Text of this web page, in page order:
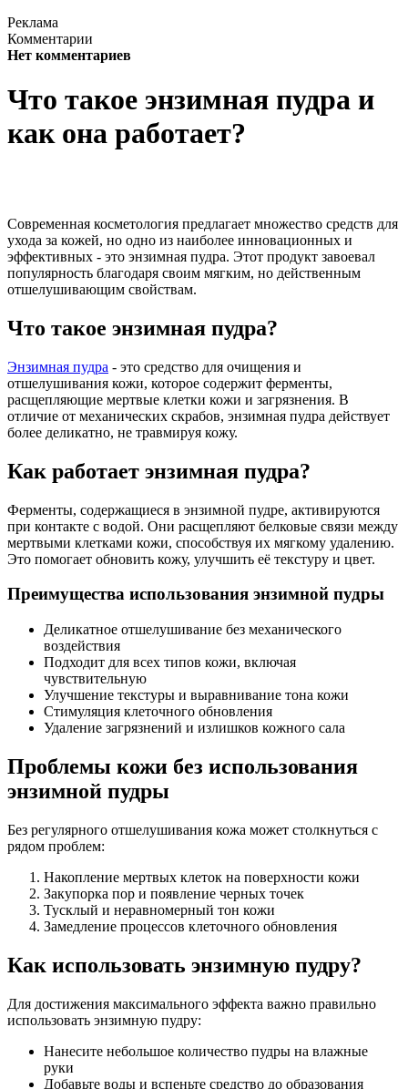
Реклама
Комментарии
Нет комментариев
Что такое энзимная пудра и
как она работает?
Современная косметология предлагает множество средств для
ухода за кожей, но одно из наиболее инновационных и
эффективных - это энзимная пудра. Этот продукт завоевал
популярность благодаря своим мягким, но действенным
отшелушивающим свойствам.
Что такое энзимная пудра?
Энзимная пудра - это средство для очищения и
отшелушивания кожи, которое содержит ферменты,
расщепляющие мертвые клетки кожи и загрязнения. В
отличие от механических скрабов, энзимная пудра действует
более деликатно, не травмируя кожу.
Как работает энзимная пудра?
Ферменты, содержащиеся в энзимной пудре, активируются
при контакте с водой. Они расщепляют белковые связи между
мертвыми клетками кожи, способствуя их мягкому удалению.
Это помогает обновить кожу, улучшить её текстуру и цвет.
Преимущества использования энзимной пудры
Деликатное отшелушивание без механического
воздействия
Подходит для всех типов кожи, включая
чувствительную
Улучшение текстуры и выравнивание тона кожи
Стимуляция клеточного обновления
Удаление загрязнений и излишков кожного сала
Проблемы кожи без использования
энзимной пудры
Без регулярного отшелушивания кожа может столкнуться с
рядом проблем:
Накопление мертвых клеток на поверхности кожи
Закупорка пор и появление черных точек
Тусклый и неравномерный тон кожи
Замедление процессов клеточного обновления
Как использовать энзимную пудру?
Для достижения максимального эффекта важно правильно
использовать энзимную пудру:
Нанесите небольшое количество пудры на влажные
руки
Добавьте воды и вспеньте средство до образования